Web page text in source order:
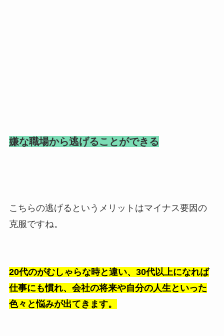
嫌な職場から逃げることができる
こちらの逃げるというメリットはマイナス要因の
克服ですね。
20代のがむしゃらな時と違い、30代以上になれば
仕事にも慣れ、会社の将来や自分の人生といった
色々と悩みが出てきます。